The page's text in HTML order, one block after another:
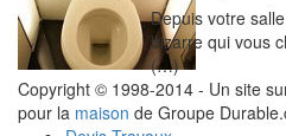
Depuis votre
bizarre qui vous
(…)
Copyright © 1998-2014 - Un site
pour la maison de Groupe